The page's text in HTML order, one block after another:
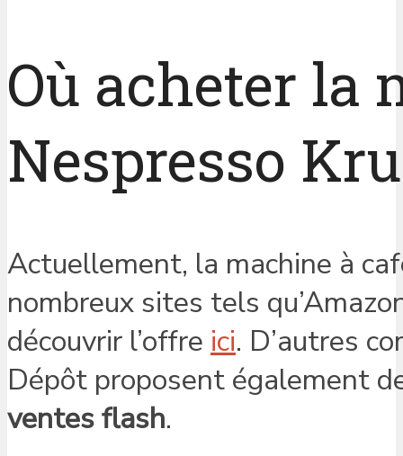
Où acheter la
Nespresso
Actuellement, la machine à
nombreux sites tels
découvrir l’offre ici. D’autres
Dépôt proposent également
ventes flash.